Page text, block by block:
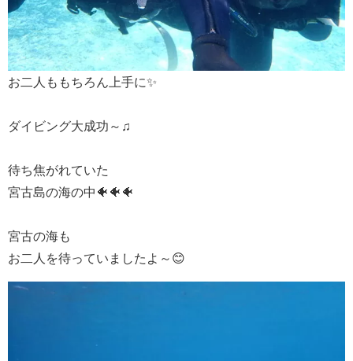
お二人ももちろん上手に✨
ダイビング大成功～♫
待ち焦がれていた
宮古島の海の中🐠🐠🐠
宮古の海も
お二人を待っていましたよ～😊